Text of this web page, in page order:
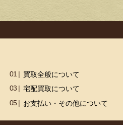
買取全般について
宅配買取について
お支払い・その他について